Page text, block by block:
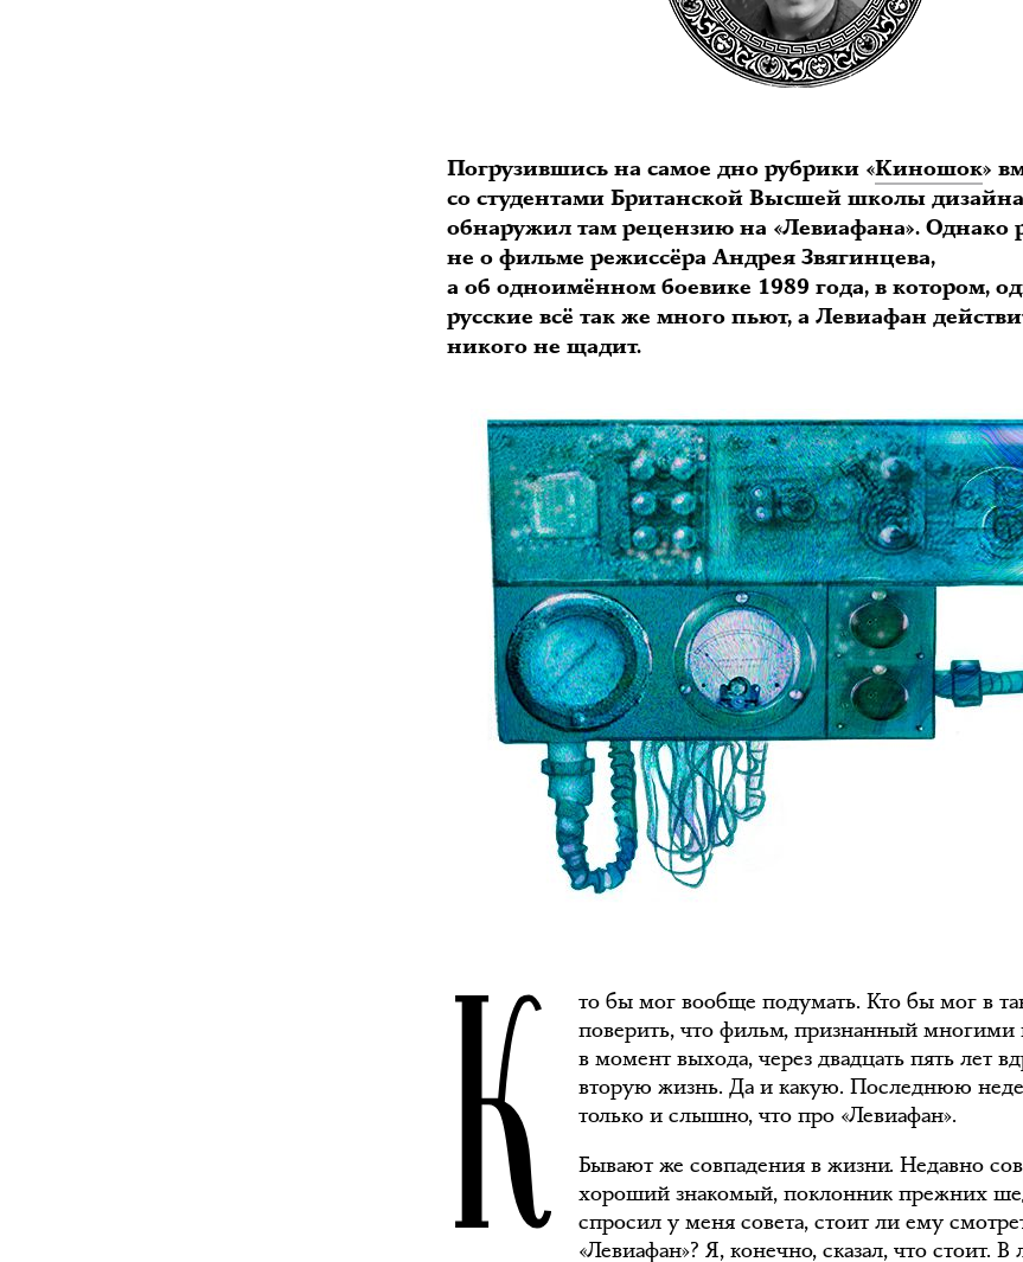
Погрузившись на самое дно рубрики «Киношок»
со студентами Британской Высшей школы
обнаружил там рецензию на «Левиафана». Однако
не о фильме режиссёра Андрея Звягинцева,
а об одноимённом боевике 1989 года, в котором,
русские всё так же много пьют, а Левиафан
никого не щадит.
К
то бы мог вообще подумать. Кто бы мог в
поверить, что фильм, признанный
в момент выхода, через двадцать пять лет
вторую жизнь. Да и какую. Последнюю
только и слышно, что про «Левиафан».
Бывают же совпадения в жизни. Недавно
хороший знакомый, поклонник прежних
спросил у меня совета, стоит ли ему
«Левиафан»? Я, конечно, сказал, что стоит.